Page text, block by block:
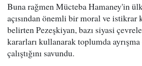
Buna rağmen Mücteba Hamaney'in
açısından önemli bir moral ve istikrar
belirten Pezeşkiyan, bazı siyasi
kararları kullanarak toplumda
çalıştığını savundu.